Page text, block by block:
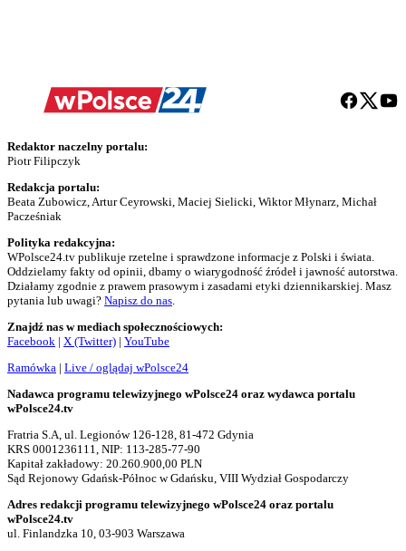
Redaktor naczelny portalu:
Piotr Filipczyk
Redakcja portalu:
Beata Zubowicz, Artur Ceyrowski, Maciej Sielicki, Wiktor Młynarz, Michał
Pacześniak
Polityka redakcyjna:
WPolsce24.tv publikuje rzetelne i sprawdzone informacje z Polski i świata.
Oddzielamy fakty od opinii, dbamy o wiarygodność źródeł i jawność autorstwa.
Działamy zgodnie z prawem prasowym i zasadami etyki dziennikarskiej. Masz
pytania lub uwagi? Napisz do nas
Znajdź nas w mediach społecznościowych:
Facebook | X (Twitter) | YouTube
Ramówka | Live / oglądaj wPolsce24
Nadawca programu telewizyjnego wPolsce24 oraz wydawca portalu
wPolsce24.tv
Fratria S.A, ul. Legionów 126-128, 81-472 Gdynia
KRS 0001236111, NIP: 113-285-77-90
Kapitał zakładowy: 20.260.900,00 PLN
Sąd Rejonowy Gdańsk-Północ w Gdańsku, VIII Wydział Gospodarczy
Adres redakcji programu telewizyjnego wPolsce24 oraz portalu
wPolsce24.tv
ul. Finlandzka 10, 03-903 Warszawa